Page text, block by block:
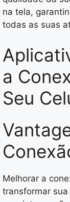
na tela,
todas as suas
a
Seu
Melhorar a
transformar